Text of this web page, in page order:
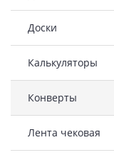
Доски
Калькуляторы
Конверты
Лента чековая